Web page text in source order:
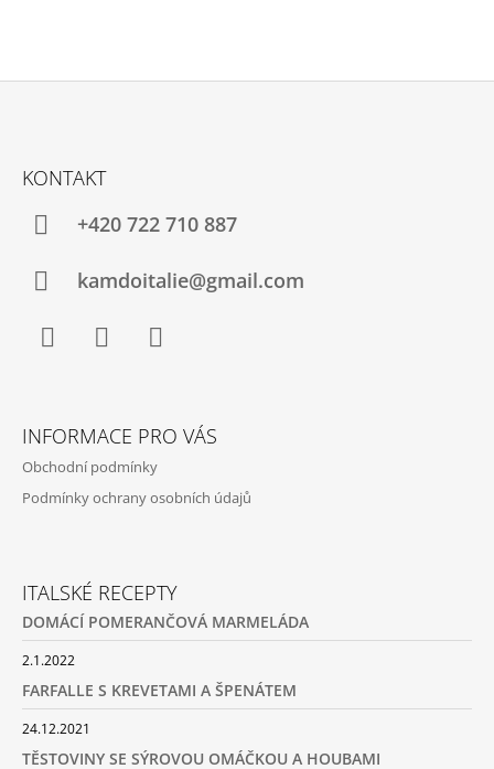
KONTAKT
+420 722 710 887
kamdoitalie@gmail.com
INFORMACE PRO VÁS
Obchodní podmínky
Podmínky ochrany osobních údajů
ITALSKÉ RECEPTY
DOMÁCÍ POMERANČOVÁ MARMELÁDA
2.1.2022
FARFALLE S KREVETAMI A ŠPENÁTEM
24.12.2021
TĚSTOVINY SE SÝROVOU OMÁČKOU A HOUBAMI